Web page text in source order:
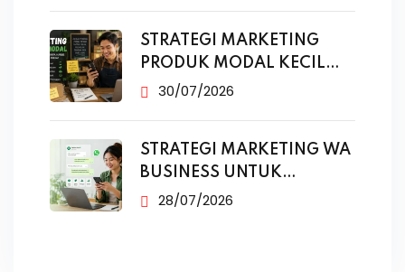
STRATEGI MARKETING
PRODUK MODAL KECIL
TANPA IKLAN
30/07/2026
STRATEGI MARKETING WA
BUSINESS UNTUK
PENJUALAN
28/07/2026